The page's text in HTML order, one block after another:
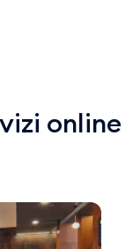
online